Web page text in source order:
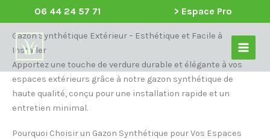
au
contenu
06 44 24 57 71 > Espace Pro
Main
Menu
Gazon Synthétique Extérieur – Esthétique et Facile à
Installer
Apportez une touche de verdure durable et élégante à vos
espaces extérieurs grâce à notre gazon synthétique de
haute qualité, conçu pour une installation rapide et un
entretien minimal.
Pourquoi Choisir un Gazon Synthétique pour Vos Espaces